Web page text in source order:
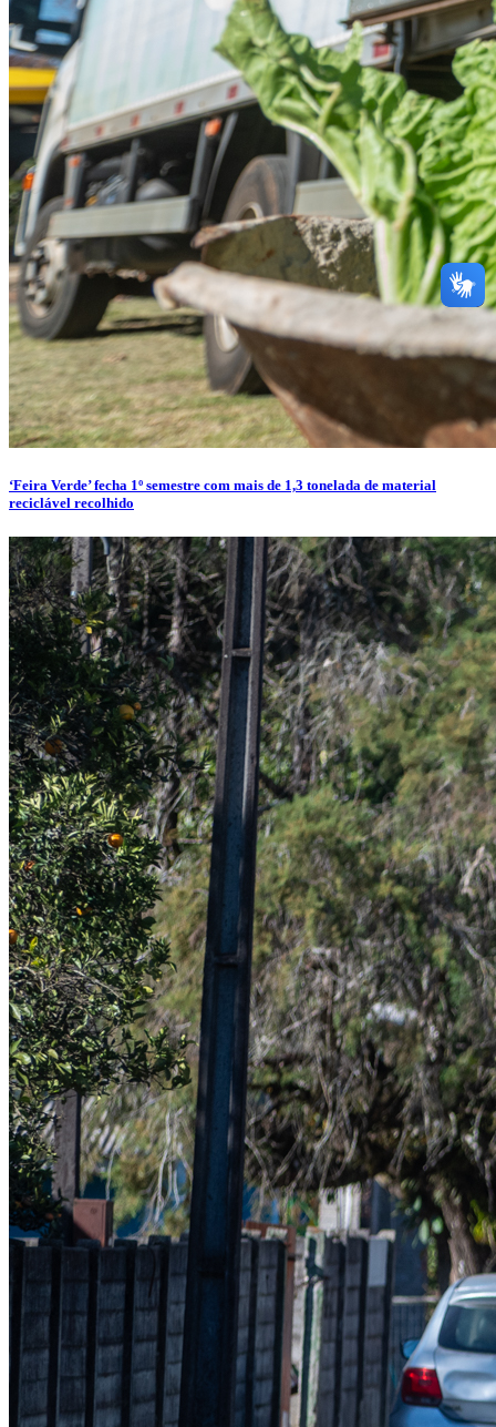
‘Feira Verde’ fecha 1º semestre com mais de 1,3 tonelada de material
reciclável recolhido